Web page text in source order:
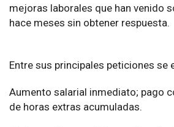
mejoras laborales que han venido
hace meses sin obtener respuesta.
Entre sus principales peticiones se
Aumento salarial inmediato; pago
de horas extras acumuladas.